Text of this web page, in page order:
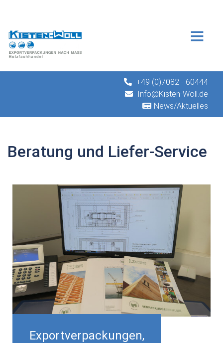
+49 (0)7082 - 60444
Info@Kisten-Woll.de
News/Aktuelles
Beratung und Liefer-Service
Liefer-Service
Exportverpackungen,